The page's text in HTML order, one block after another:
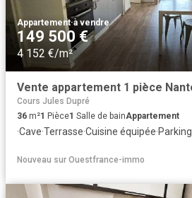
Appartement·à vendre
149 500 €
4 152 €/m²
Cours Jules Dupré
36 m²1 Pièce1 Salle de bainAppartement
·Cave·Terrasse·Cuisine équipée·Parking
Nouveau sur Ouestfrance-immo